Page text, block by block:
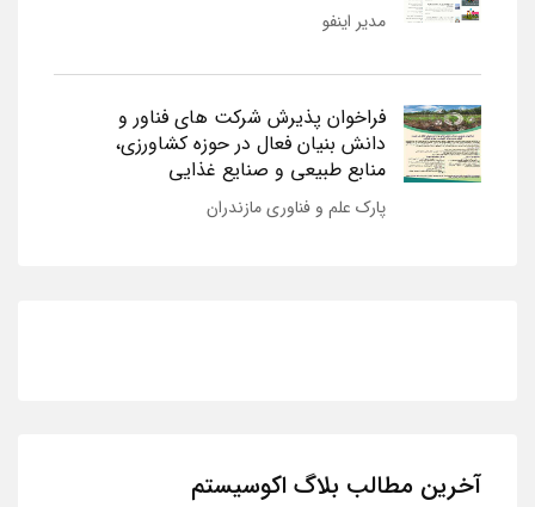
مدیر اینفو
فراخوان پذیرش شرکت های فناور و
دانش بنیان فعال در حوزه کشاورزی،
منابع طبیعی و صنایع غذایی
پارک علم و فناوری مازندران
آخرین مطالب بلاگ اکوسیستم